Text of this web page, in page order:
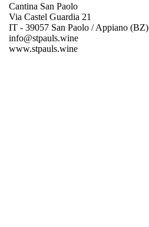
Cantina San Paolo
Via Castel Guardia 21
IT - 39057 San Paolo / Appiano (BZ)
info@stpauls.wine
www.stpauls.wine